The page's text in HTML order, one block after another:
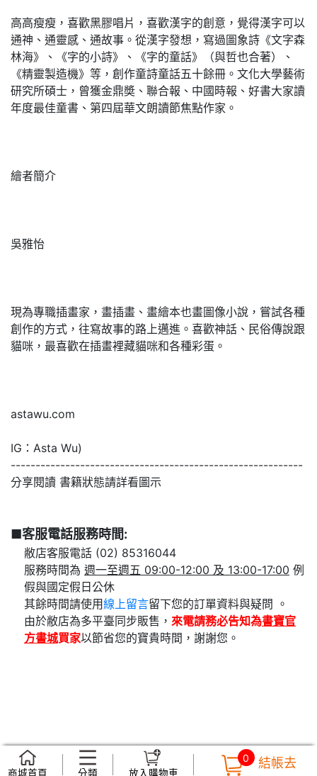
高高瘦瘦，喜歡黑膠唱片，喜歡漢字的創意，覺得漢字可以
通神、通靈感、通故事。從漢字發想，寫過圖象詩《文字森
林海》、《字的小詩》、《字的童話》（與哲也合著）、
《精靈製造機》等，創作童詩童話五十餘冊。文化大學藝術
研究所碩士，曾獲金鼎奬、聯合報、中國時報、好書大家讀
年度最佳童書、第四屆華文朗讀節焦點作家。
繪者簡介
吳雅怡
現為專職插畫家，畫插畫、畫繪本也畫圖像小說，嘗試各種
創作的方式，往寫故事的路上邁進。喜歡神話、民俗傳說跟
貓咪，最喜歡在插畫裡藏貓咪和各種彩蛋。
astawu.com
IG：Asta Wu)
-----------------------------------------------------------
分享閱讀 書籍狀態請詳看圖示
■客服電話服務時間:
敝店客服電話 (02) 85316044
服務時間為 週一至週五 09:00-12:00 及 13:00-17:00 例
假與國定假日公休
其餘時間請使用線上留言
留下您的訂單資料與疑問 。
由於敝店為多平臺同步販售， 來電請務必告知為書寶官
方書城買家以節省您的寶貴時間，謝謝您。
商城首頁 分類 放入購物車
0 結帳去